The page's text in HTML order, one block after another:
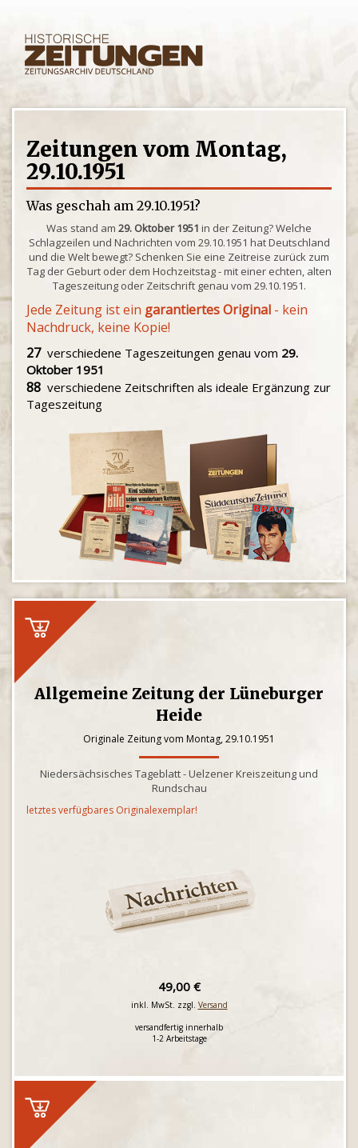
Zeitungen vom Montag,
29.10.1951
Was geschah am 29.10.1951?
Was stand am 29. Oktober 1951 in der Zeitung? Welche
Schlagzeilen und Nachrichten vom 29.10.1951 hat Deutschland
und die Welt bewegt? Schenken Sie eine Zeitreise zurück zum
Tag der Geburt oder dem Hochzeitstag - mit einer echten, alten
Tageszeitung oder Zeitschrift genau vom 29.10.1951.
Jede Zeitung ist ein garantiertes Original - kein
Nachdruck, keine Kopie!
27verschiedene Tageszeitungen genau vom 29.
Oktober 1951
88 verschiedene Zeitschriften als ideale Ergänzung zur
Tageszeitung
Allgemeine Zeitung der Lüneburger
Heide
Originale Zeitung vom Montag, 29.10.1951
Niedersächsisches Tageblatt - Uelzener Kreiszeitung und
Rundschau
letztes verfügbares Originalexemplar!
49,00 €
inkl. MwSt. zzgl. Versand
versandfertig innerhalb
1-2 Arbeitstage